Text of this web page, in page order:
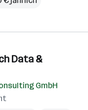
Data &
GmbH